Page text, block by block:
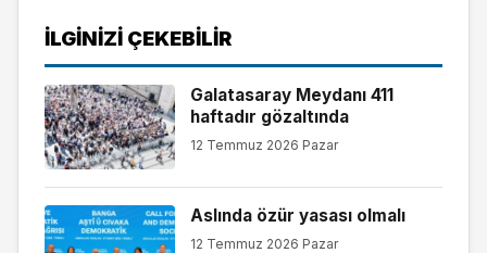
İLGINIZI ÇEKEBILIR
Galatasaray Meydanı 411
haftadır gözaltında
12 Temmuz 2026 Pazar
Aslında özür yasası olmalı
12 Temmuz 2026 Pazar